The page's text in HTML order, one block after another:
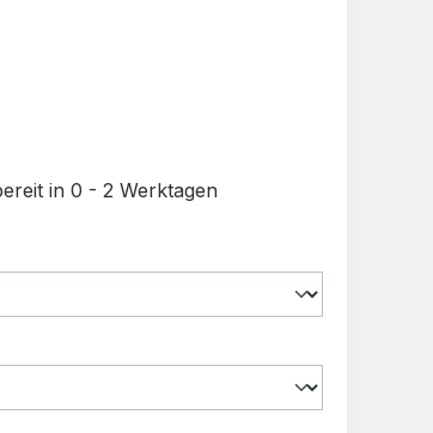
in 0 - 2 Werktagen